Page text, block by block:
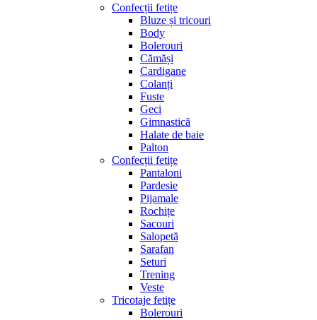
Confecții fetițe
Bluze și tricouri
Body
Bolerouri
Cămăși
Cardigane
Colanți
Fuste
Geci
Gimnastică
Halate de baie
Palton
Confecții fetițe
Pantaloni
Pardesie
Pijamale
Rochițe
Sacouri
Salopetă
Sarafan
Seturi
Trening
Veste
Tricotaje fetițe
Bolerouri